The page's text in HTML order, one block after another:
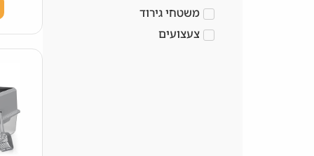
משטחי גירוד
צעצועים